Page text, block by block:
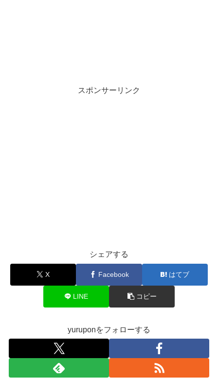
スポンサーリンク
シェアする
X Facebook はてブ
LINE コピー
yuruponをフォローする